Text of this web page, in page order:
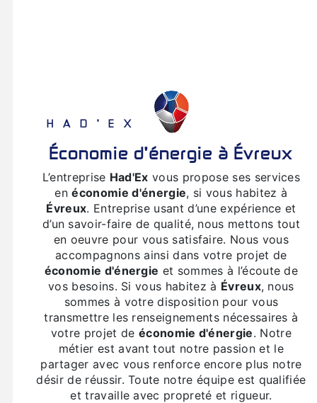
HAD'EX
économie d'énergie à Évreux
L’entreprise Had'Ex vous propose ses services
enéconomie d'énergie, si vous habitez à
Évreux. Entreprise usant d’une expérience et
d’un savoir-faire de qualité, nous mettons tout
en oeuvre pour vous satisfaire. Nous vous
accompagnons ainsi dans votre projet de
économie d'énergie et sommes à l’écoute de
vos besoins. Si vous habitez à Évreux, nous
sommes à votre disposition pour vous
transmettre les renseignements nécessaires à
votre projet de économie d'énergie. Notre
métier est avant tout notre passion et le
partager avec vous renforce encore plus notre
désir de réussir. Toute notre équipe est qualifiée
et travaille avec propreté et rigueur.